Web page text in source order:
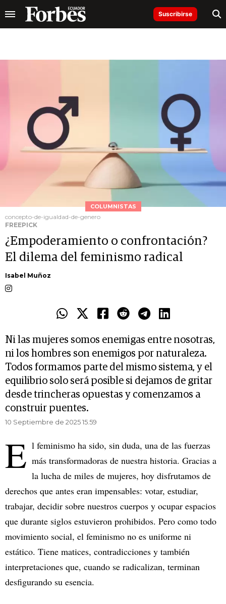
Suscribirse
COLUMNISTAS
concepto-de-igualdad-de-genero
FREEPICK
¿Empoderamiento o confrontación?
El dilema del feminismo radical
Isabel Muñoz
Ni las mujeres somos enemigas entre nosotras,
ni los hombres son enemigos por naturaleza.
Todos formamos parte del mismo sistema, y el
equilibrio solo será posible si dejamos de gritar
desde trincheras opuestas y comenzamos a
construir puentes.
10 Septiembre de 2025 15.59
E l feminismo ha sido, sin duda, una de las fuerzas
más transformadoras de nuestra historia. Gracias a
la lucha de miles de mujeres, hoy disfrutamos de
derechos que antes eran impensables: votar, estudiar,
trabajar, decidir sobre nuestros cuerpos y ocupar espacios
que durante siglos estuvieron prohibidos. Pero como todo
movimiento social, el feminismo no es uniforme ni
estático. Tiene matices, contradicciones y también
interpretaciones que, cuando se radicalizan, terminan
desfigurando su esencia.